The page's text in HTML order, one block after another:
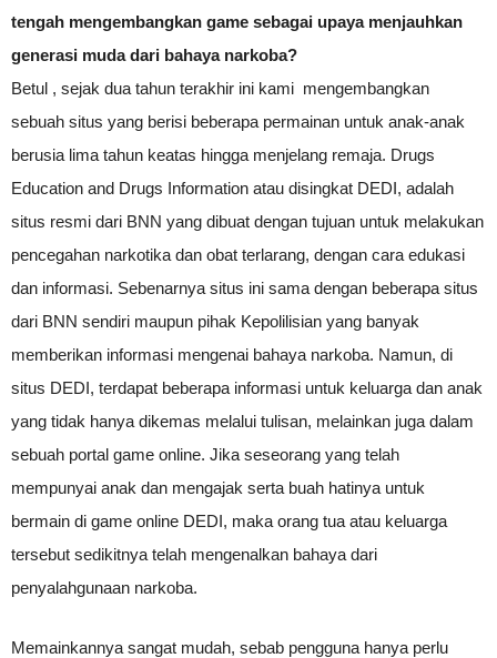
tengah mengembangkan game sebagai upaya menjauhkan
generasi muda dari bahaya narkoba?
Betul , sejak dua tahun terakhir ini kami mengembangkan
sebuah situs yang berisi beberapa permainan untuk anak-anak
berusia lima tahun keatas hingga menjelang remaja. Drugs
Education and Drugs Information atau disingkat DEDI, adalah
situs resmi dari BNN yang dibuat dengan tujuan untuk melakukan
pencegahan narkotika dan obat terlarang, dengan cara edukasi
dan informasi. Sebenarnya situs ini sama dengan beberapa situs
dari BNN sendiri maupun pihak Kepolilisian yang banyak
memberikan informasi mengenai bahaya narkoba. Namun, di
situs DEDI, terdapat beberapa informasi untuk keluarga dan anak
yang tidak hanya dikemas melalui tulisan, melainkan juga dalam
sebuah portal game online. Jika seseorang yang telah
mempunyai anak dan mengajak serta buah hatinya untuk
bermain di game online DEDI, maka orang tua atau keluarga
tersebut sedikitnya telah mengenalkan bahaya dari
penyalahgunaan narkoba.
Memainkannya sangat mudah, sebab pengguna hanya perlu